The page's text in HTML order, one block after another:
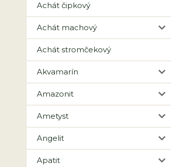
Achát čipkový
Achát machový
Achát stromčekový
Akvamarín
Amazonit
Ametyst
Angelit
Apatit